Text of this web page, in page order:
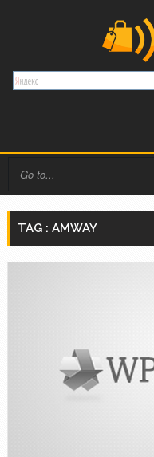
TAG : AMWAY